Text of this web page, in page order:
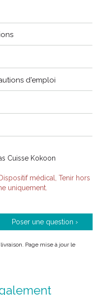
excellence par respect du
médicale.
par des études
de santé.
dans une démarche
/ 6298631 /
/ 3111790043867 /
d'emploi
Cuisse Kokoon
médical, Tenir hors
uniquement.
Poser une question ›
Page mise à jour le